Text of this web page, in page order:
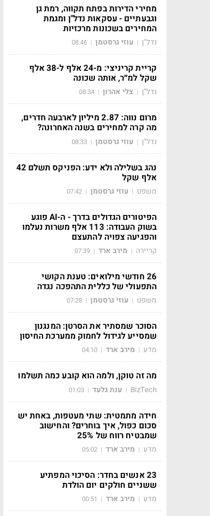
מחירי הדירות בפתח תקווה, רמת גן
וגבעתיים - עסקאות נדל"ן ומגמת
המחירים בשכונות מרכזיות
נדל"ן | עוזי גרסטמן |
08:46
קריית קריניצי: מ-24 אלף ל-38 אלף
שקל למ״ר, אותה שכונה
נדל"ן | צלי אהרון |
08:34
מרום נווה: 2.87 מיליון לארבעה חדרים,
מה קרה למחירים בשנה האחרונה?
נדל"ן | עוזי גרסטמן |
08:33
נהג בשלילה ולא ידע: הפניקס תשלם 42
אלף שקל
משפט | עוזי גרסטמן |
07:42
הפיטורים הגדולים בדרך - ה-AI פוגע
בשוק העבודה: 113 אלף משרות נעלמו
והפגיעה צפויה להתעצם
קריירה | מירב ארד |
07:39
26 חודשי מילואים: טענת הקושי
התפעולי של כללית התהפכה נגדה
משפט | עוזי גרסטמן |
07:28
הסוכר שמסתיר את הסרטן: המנגנון
שמסייע לגידול לחמוק ממערכת החיסון
מדע | מירב ארד |
04:10
מה זה טוקן, ולמה הוא קובע כמה תשלמו
BizTech
| ענת גלעד |
01:03
חידה מתמטית: שתי מעטפות, באחת יש
סכום כפול, איך בוחרים? והחישוב
שמבטיח רווח של 25%
מדע | מירב ארד |
05:02
23 אנשים בחדר: הסיכוי המפתיע
ששניים חולקים יום הולדת
מדע | מירב ארד |
00:51